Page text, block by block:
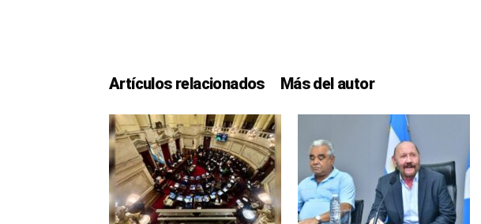
Artículos relacionados Más del autor